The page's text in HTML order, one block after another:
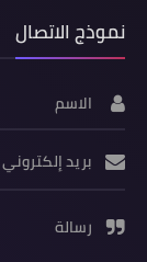
نموذج الاتصال
الاسم
بريد إلكتروني
رسالة